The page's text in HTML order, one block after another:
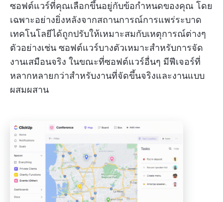
ซอฟต์แวร์ที่คุณเลือกขึ้นอยู่กับข้อกำหนดของคุณ โดย
เฉพาะอย่างยิ่งหลังจากสถานการณ์การแพร่ระบาด
เทคโนโลยีได้ถูกปรับให้เหมาะสมกับเหตุการณ์ต่างๆ
ตัวอย่างเช่น ซอฟต์แวร์บางตัวเหมาะสำหรับการจัด
งานเสมือนจริง ในขณะที่ซอฟต์แวร์อื่นๆ มีฟีเจอร์ที่
หลากหลายกว่าสำหรับงานที่จัดขึ้นจริงและงานแบบ
ผสมผสาน